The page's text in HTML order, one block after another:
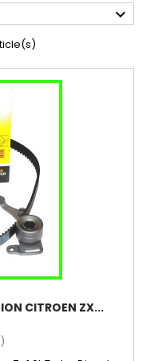
expand_more
CITROEN ZX...